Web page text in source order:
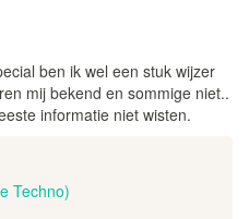
ben ik wel een stuk wijzer
mij bekend en sommige niet..
informatie niet wisten.
Techno)